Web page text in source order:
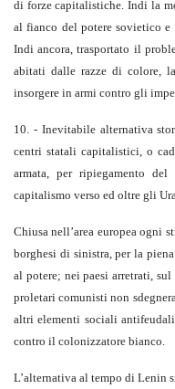
di forze capitalistiche. Indi la
al fianco del potere sovietico e
Indi ancora, trasportato il
abitati dalle razze di colore,
insorgere in armi contro gli
10. - Inevitabile alternativa
centri statali capitalistici, o
armata, per ripiegamento
capitalismo verso ed oltre gli
Chiusa nell’area europea ogni
borghesi di sinistra, per la
al potere; nei paesi arretrati,
proletari comunisti non
altri elementi sociali
contro il colonizzatore bianco.
L’alternativa al tempo di Lenin